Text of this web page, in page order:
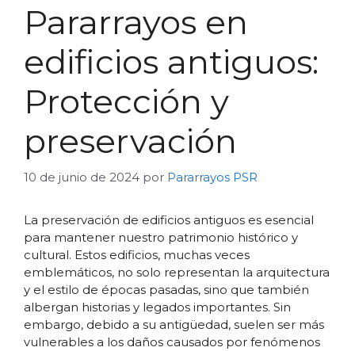
Pararrayos en
edificios antiguos:
Protección y
preservación
10 de junio de 2024 por Pararrayos PSR
La preservación de edificios antiguos es esencial
para mantener nuestro patrimonio histórico y
cultural. Estos edificios, muchas veces
emblemáticos, no solo representan la arquitectura
y el estilo de épocas pasadas, sino que también
albergan historias y legados importantes. Sin
embargo, debido a su antigüedad, suelen ser más
vulnerables a los daños causados por fenómenos